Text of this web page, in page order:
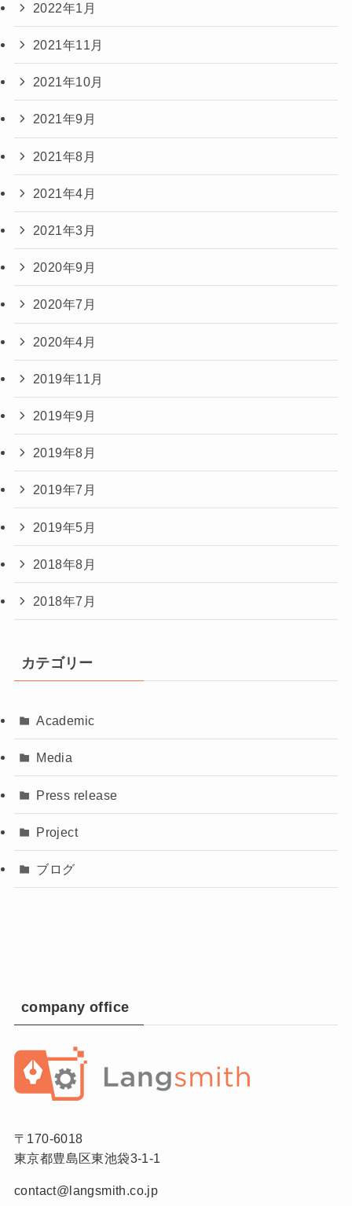
2022年1月
2021年11月
2021年10月
2021年9月
2021年8月
2021年4月
2021年3月
2020年9月
2020年7月
2020年4月
2019年11月
2019年9月
2019年8月
2019年7月
2019年5月
2018年8月
2018年7月
カテゴリー
Academic
Media
Press release
Project
ブログ
company office
〒170-6018
東京都豊島区東池袋3-1-1
contact@langsmith.co.jp